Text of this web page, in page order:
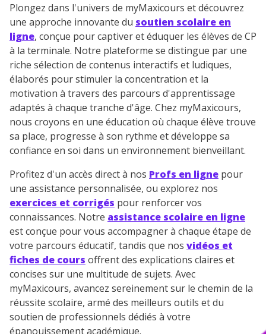
Plongez dans l'univers de myMaxicours et découvrez
une approche innovante du soutien scolaire en
ligne, conçue pour captiver et éduquer les élèves de CP
à la terminale. Notre plateforme se distingue par une
riche sélection de contenus interactifs et ludiques,
élaborés pour stimuler la concentration et la
motivation à travers des parcours d'apprentissage
adaptés à chaque tranche d'âge. Chez myMaxicours,
nous croyons en une éducation où chaque élève trouve
sa place, progresse à son rythme et développe sa
confiance en soi dans un environnement bienveillant.
Profitez d'un accès direct à nos Profs en ligne pour
une assistance personnalisée, ou explorez nos
exercices et corrigés pour renforcer vos
connaissances. Notre assistance scolaire en ligne
est conçue pour vous accompagner à chaque étape de
votre parcours éducatif, tandis que nos vidéos et
fiches de cours offrent des explications claires et
concises sur une multitude de sujets. Avec
myMaxicours, avancez sereinement sur le chemin de la
réussite scolaire, armé des meilleurs outils et du
soutien de professionnels dédiés à votre
épanouissement académique.